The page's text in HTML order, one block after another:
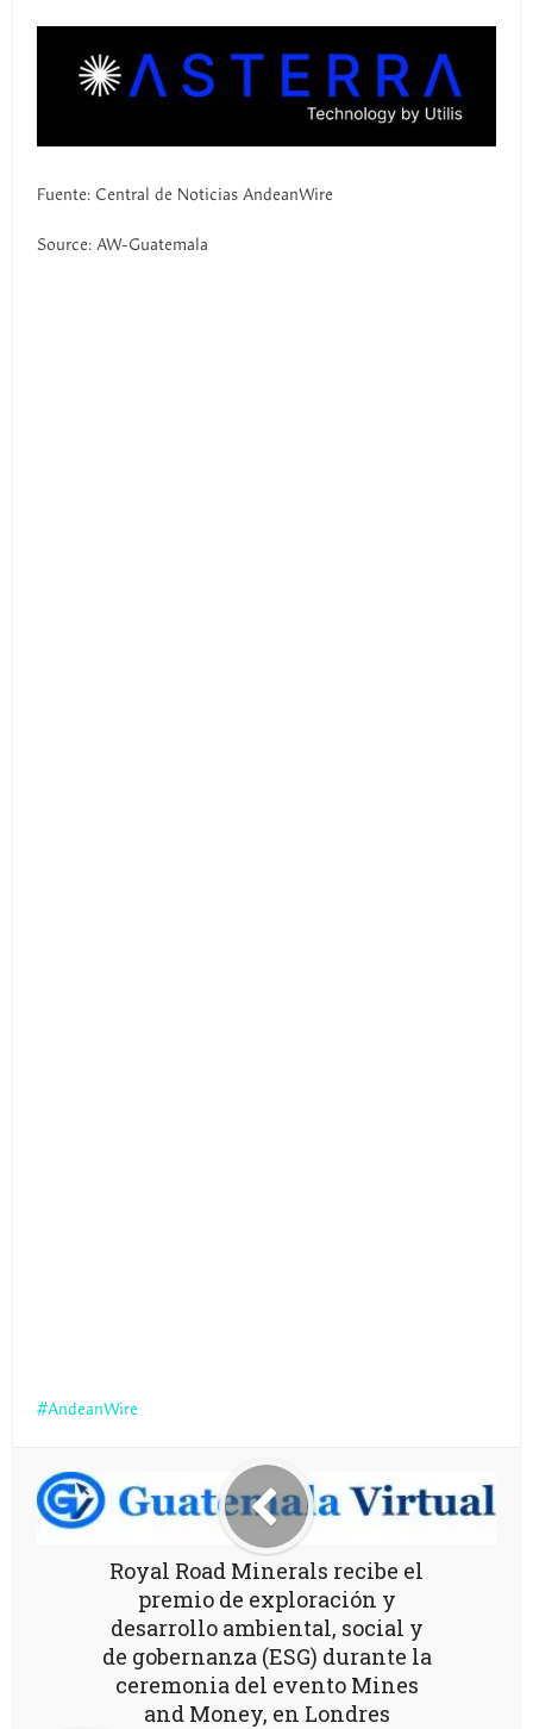
Fuente: Central de Noticias AndeanWire
Source: AW-Guatemala
AndeanWire
Royal Road Minerals recibe el
premio de exploración y
desarrollo ambiental, social y
de gobernanza (ESG) durante la
ceremonia del evento Mines
and Money, en Londres